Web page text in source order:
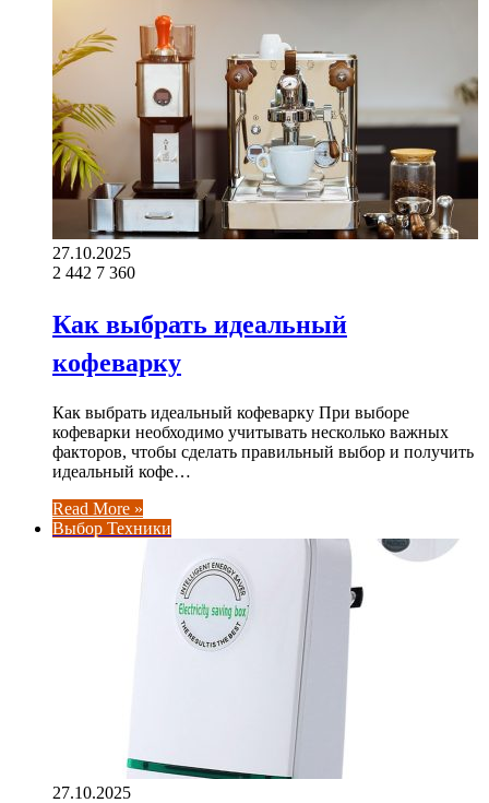
27.10.2025
2 442 7 360
Как выбрать идеальный
кофеварку
Как выбрать идеальный кофеварку При выборе
кофеварки необходимо учитывать несколько важных
факторов, чтобы сделать правильный выбор и получить
идеальный кофе…
Read More »
Выбор Техники
27.10.2025